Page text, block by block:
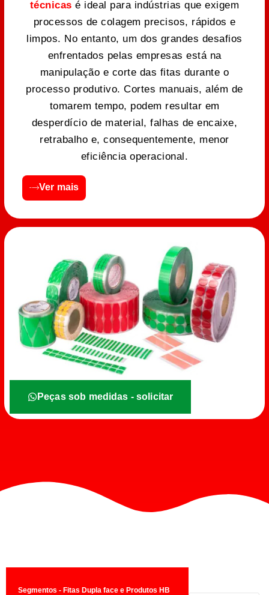
técnicas é ideal para indústrias que exigem
processos de colagem precisos, rápidos e
limpos. No entanto, um dos grandes desafios
enfrentados pelas empresas está na
manipulação e corte das fitas durante o
processo produtivo. Cortes manuais, além de
tomarem tempo, podem resultar em
desperdício de material, falhas de encaixe,
retrabalho e, consequentemente, menor
eficiência operacional.
Ver mais
Peças sob medidas - solicitar
Segmentos - Fitas Dupla face e Produtos HB